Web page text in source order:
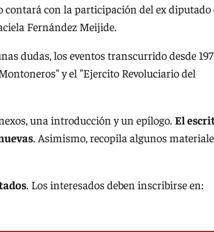
contará con la participación del ex diputado
Fernández Meijide.
dudas, los eventos transcurrido desde
y el "Ejercito Revoluciario del
una introducción y un epílogo. El
. Asimismo, recopila algunos
. Los interesados deben inscribirse en: